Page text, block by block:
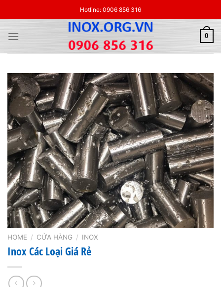
to
Hotline: 0906 856 316
0
HOME / CỬA HÀNG / INOX
Inox Các Loại Giá Rẻ